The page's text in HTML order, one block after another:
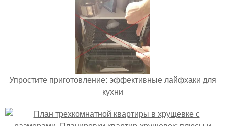
Упростите приготовление: эффективные лайфхаки для
кухни